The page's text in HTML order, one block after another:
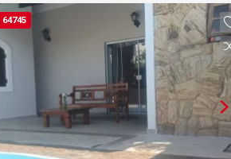
64745